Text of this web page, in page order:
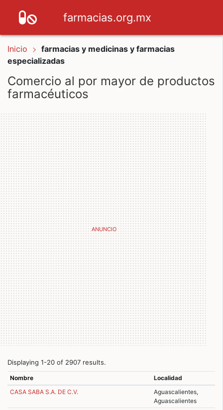
farmacias.org.mx
Inicio
farmacias y medicinas y farmacias
especializadas
Comercio al por mayor de productos
farmacéuticos
Displaying 1-20 of 2907 results.
Nombre
Localidad
CASA SABA S.A. DE C.V.
Aguascalientes,
Aguascalientes